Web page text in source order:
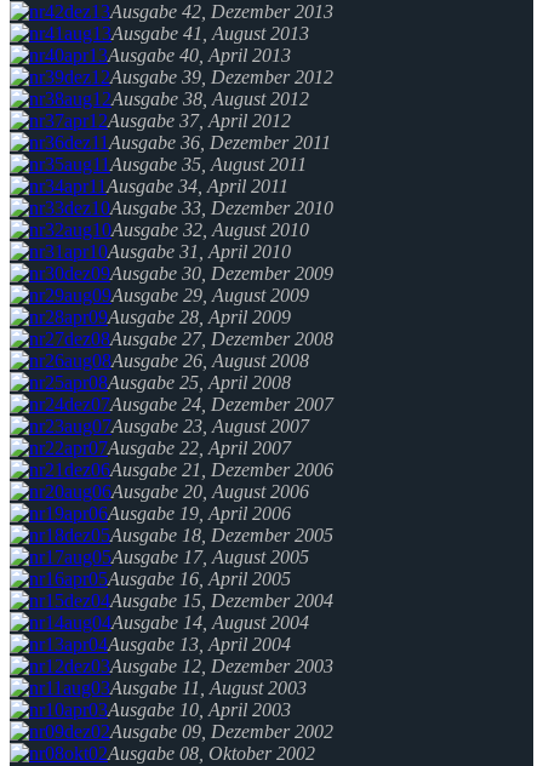
Ausgabe 42, Dezember 2013
Ausgabe 41, August 2013
Ausgabe 40, April 2013
Ausgabe 39, Dezember 2012
Ausgabe 38, August 2012
Ausgabe 37, April 2012
Ausgabe 36, Dezember 2011
Ausgabe 35, August 2011
Ausgabe 34, April 2011
Ausgabe 33, Dezember 2010
Ausgabe 32, August 2010
Ausgabe 31, April 2010
Ausgabe 30, Dezember 2009
Ausgabe 29, August 2009
Ausgabe 28, April 2009
Ausgabe 27, Dezember 2008
Ausgabe 26, August 2008
Ausgabe 25, April 2008
Ausgabe 24, Dezember 2007
Ausgabe 23, August 2007
Ausgabe 22, April 2007
Ausgabe 21, Dezember 2006
Ausgabe 20, August 2006
Ausgabe 19, April 2006
Ausgabe 18, Dezember 2005
Ausgabe 17, August 2005
Ausgabe 16, April 2005
Ausgabe 15, Dezember 2004
Ausgabe 14, August 2004
Ausgabe 13, April 2004
Ausgabe 12, Dezember 2003
Ausgabe 11, August 2003
Ausgabe 10, April 2003
Ausgabe 09, Dezember 2002
Ausgabe 08, Oktober 2002